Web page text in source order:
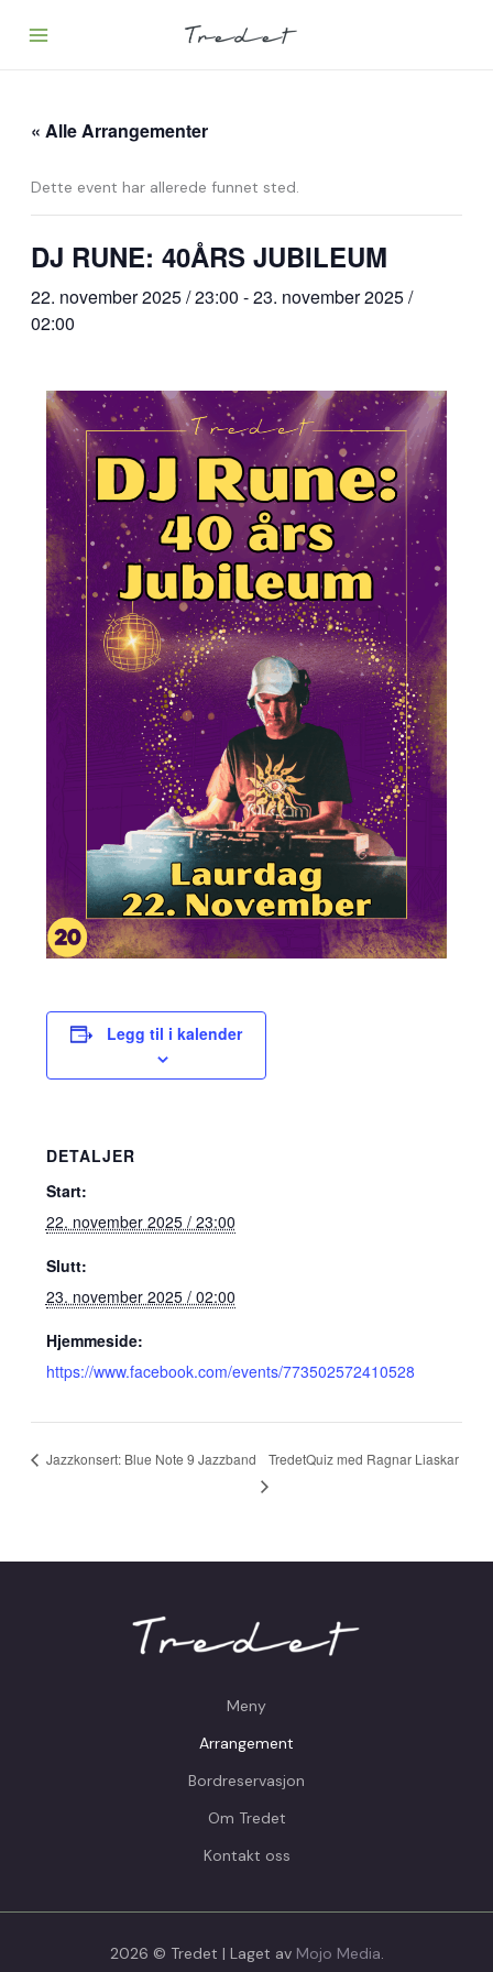
« Alle Arrangementer
Dette event har allerede funnet sted.
DJ RUNE: 40ÅRS JUBILEUM
22. november 2025 / 23:00 -23. november 2025 /
02:00
Legg til i kalender
DETALJER
Start:
22. november 2025 / 23:00
Slutt:
23. november 2025 / 02:00
Hjemmeside:
https://www.facebook.com/events/773502572410528
Jazzkonsert: Blue Note 9 Jazzband TredetQuiz med Ragnar Liaskar
Meny
Arrangement
Bordreservasjon
Om Tredet
Kontakt oss
2026 © Tredet | Laget av Mojo Media.